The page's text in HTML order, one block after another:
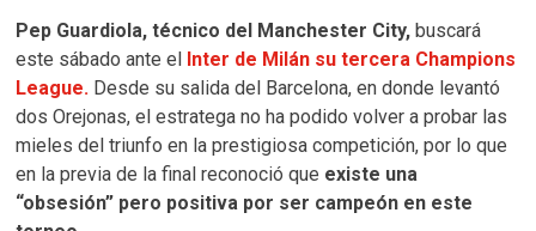
Pep Guardiola, técnico del Manchester City, buscará
este sábado ante el Inter de Milán su tercera Champions
League. Desde su salida del Barcelona, en donde levantó
dos Orejonas, el estratega no ha podido volver a probar las
mieles del triunfo en la prestigiosa competición, por lo que
en la previa de la final reconoció que existe una
“obsesión” pero positiva por ser campeón en este